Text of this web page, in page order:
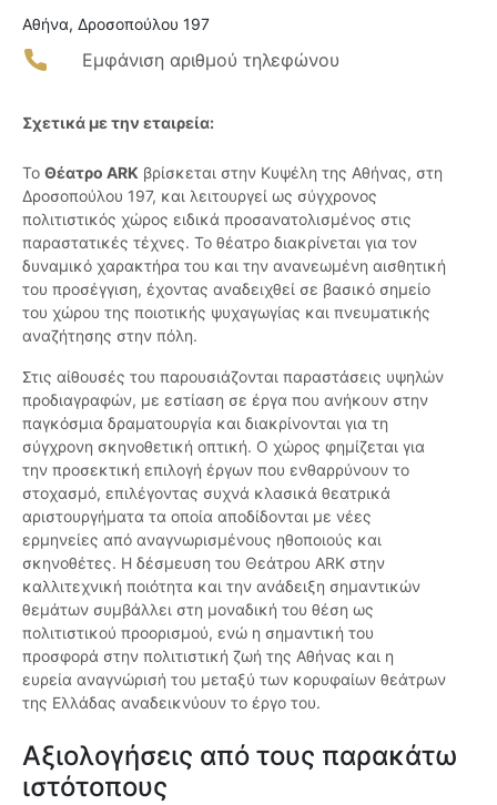
Αθήνα, Δροσοπούλου 197
Εμφάνιση αριθμού τηλεφώνου
Σχετικά με την εταιρεία:
Το Θέατρο ARK βρίσκεται στην Κυψέλη της Αθήνας, στη
Δροσοπούλου 197, και λειτουργεί ως σύγχρονος
πολιτιστικός χώρος ειδικά προσανατολισμένος στις
παραστατικές τέχνες. Το θέατρο διακρίνεται για τον
δυναμικό χαρακτήρα του και την ανανεωμένη αισθητική
του προσέγγιση, έχοντας αναδειχθεί σε βασικό σημείο
του χώρου της ποιοτικής ψυχαγωγίας και πνευματικής
αναζήτησης στην πόλη.
Στις αίθουσές του παρουσιάζονται παραστάσεις υψηλών
προδιαγραφών, με εστίαση σε έργα που ανήκουν στην
παγκόσμια δραματουργία και διακρίνονται για τη
σύγχρονη σκηνοθετική οπτική. Ο χώρος φημίζεται για
την προσεκτική επιλογή έργων που ενθαρρύνουν το
στοχασμό, επιλέγοντας συχνά κλασικά θεατρικά
αριστουργήματα τα οποία αποδίδονται με νέες
ερμηνείες από αναγνωρισμένους ηθοποιούς και
σκηνοθέτες. Η δέσμευση του Θεάτρου ARK στην
καλλιτεχνική ποιότητα και την ανάδειξη σημαντικών
θεμάτων συμβάλλει στη μοναδική του θέση ως
πολιτιστικού προορισμού, ενώ η σημαντική του
προσφορά στην πολιτιστική ζωή της Αθήνας και η
ευρεία αναγνώρισή του μεταξύ των κορυφαίων θεάτρων
της Ελλάδας αναδεικνύουν το έργο του.
Αξιολογήσεις από τους παρακάτω
ιστότοπους